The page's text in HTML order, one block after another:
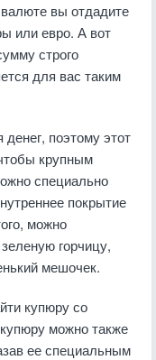
вы отдадите
или евро. А вот
строго
для вас таким
поэтому этот
крупным
специально
покрытие
можно
горчицу,
мешочек.
купюру со
можно также
ее специальным